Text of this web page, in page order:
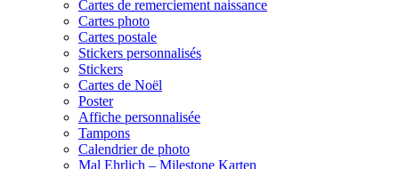
Cartes de remerciement naissance
Cartes photo
Cartes postale
Stickers personnalisés
Stickers
Cartes de Noël
Poster
Affiche personnalisée
Tampons
Calendrier de photo
Mal Ehrlich – Milestone Karten